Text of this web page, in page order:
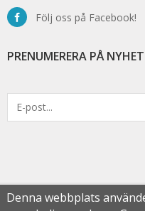
Följ oss på Facebook!
PRENUMERERA PÅ
Denna webbplats